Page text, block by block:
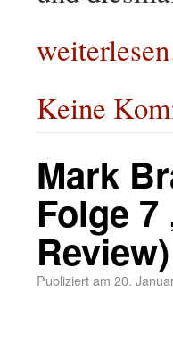
Keine
Mark
Folge
Review)
Publiziert am 20.